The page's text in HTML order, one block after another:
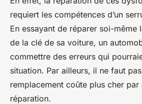
requiert les compétences d’un
En essayant de réparer soi-même
de la clé de sa voiture, un
commettre des erreurs qui
situation. Par ailleurs, il ne faut
remplacement coûte plus cher
réparation.